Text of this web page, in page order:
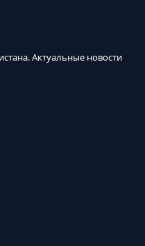
Актуальные новости